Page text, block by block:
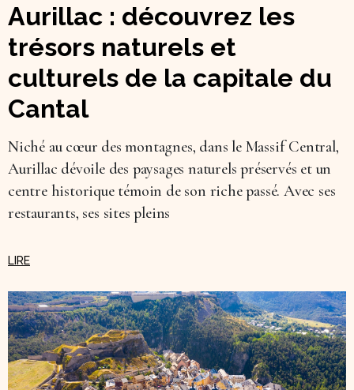
Aurillac : découvrez les
trésors naturels et
culturels de la capitale du
Cantal
Niché au cœur des montagnes, dans le Massif Central,
Aurillac dévoile des paysages naturels préservés et un
centre historique témoin de son riche passé. Avec ses
restaurants, ses sites pleins